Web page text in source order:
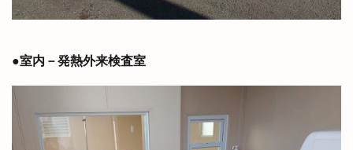
●室内－発熱外来検査室